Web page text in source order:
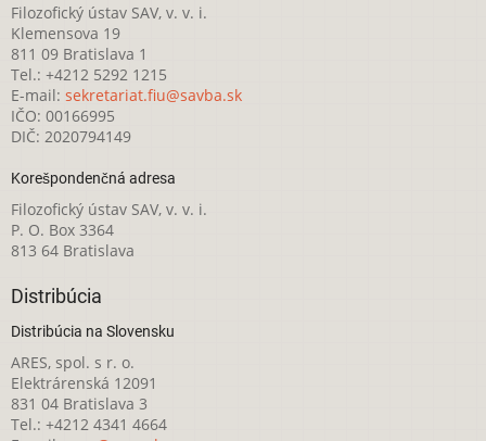
Filozofický ústav SAV, v. v. i.
Klemensova 19
811 09 Bratislava 1
Tel.: +4212 5292 1215
E-mail: sekretariat.fiu@savba.sk
IČO: 00166995
DIČ: 2020794149
Korešpondenčná adresa
Filozofický ústav SAV, v. v. i.
P. O. Box 3364
813 64 Bratislava
Distribúcia
Distribúcia na Slovensku
ARES, spol. s r. o.
Elektrárenská 12091
831 04 Bratislava 3
Tel.: +4212 4341 4664